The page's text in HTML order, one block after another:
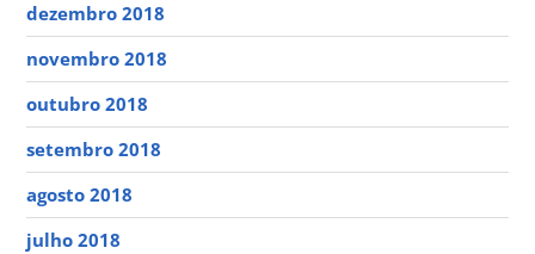
dezembro 2018
novembro 2018
outubro 2018
setembro 2018
agosto 2018
julho 2018